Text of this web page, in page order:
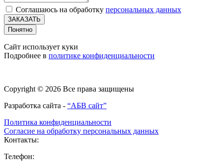
Соглашаюсь на обработку персональных данных
ЗАКАЗАТЬ
Понятно
Сайт использует куки
Подробнее в политике конфиденциальности
Copyright © 2026 Все права защищены
Разработка сайта - “АБВ сайт”
Политика конфиденциальности
Согласие на обработку персональных данных
Контакты:
Телефон: